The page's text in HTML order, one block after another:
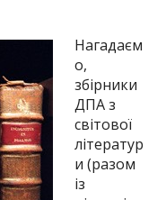
Нагадаєм
о,
збірники
ДПА з
світової
літератур
и (разом
із